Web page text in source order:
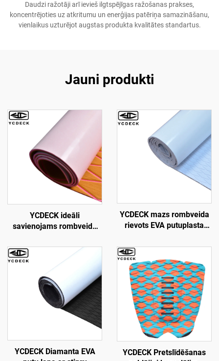
Daudzi ražotāji arī ievieš ilgtspējīgas ražošanas prakses,
koncentrējoties uz atkritumu un enerģijas patēriņa samazināšanu,
vienlaikus uzturējot augstas produkta kvalitātes standartus.
Jauni produkti
YCDECK ideāli
savienojams rombveida
6 mm biezs ar pašlīmējošo
slāni, piemērots jahtām,
YCDECK mazs rombveida
rievots EVA putuplasta
trakcijas paklājs baltā
krāsā ar pašlīmējošo slāni
YCDECK Diamanta EVA
YCDECK Pretslīdēšanas